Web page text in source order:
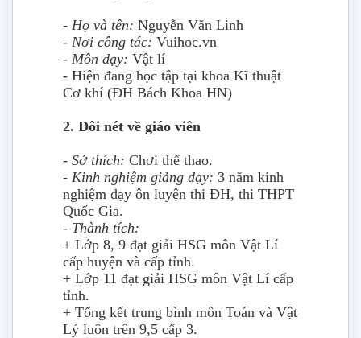
- Họ và tên: Nguyễn Văn Linh
- Nơi công tác: Vuihoc.vn
- Môn dạy: Vật lí
- Hiện đang học tập tại khoa Kĩ thuật
Cơ khí (ĐH Bách Khoa HN)
2. Đôi nét về giáo viên
- Sở thích: Chơi thể thao.
- Kinh nghiệm giảng dạy: 3 năm kinh
nghiệm dạy ôn luyện thi ĐH, thi THPT
Quốc Gia.
- Thành tích:
+ Lớp 8, 9 đạt giải HSG môn Vật Lí
cấp huyện và cấp tỉnh.
+ Lớp 11 đạt giải HSG môn Vật Lí cấp
tỉnh.
+ Tổng kết trung bình môn Toán và Vật
Lý luôn trên 9,5 cấp 3.